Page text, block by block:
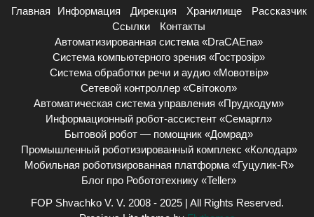
Главная Информация Дирекция Хранилище
Рассказчик
Ссылки
Контакты
Автоматизированная система «DraCAEna»
Система компьютерного зрения «Гострозір»
Система обработки речи и аудио «Мовотвір»
Сетевой контроллер «Світокол»
Автоматическая система управления «Прудкодум»
Информационный робот-ассистент «Семаргл»
Бытовой робот — помощник «Домрад»
Промышленный роботизированный комплекс «Колодар»
Мобильная роботизированная платформа «Гуцулик-R»
Блог про Робототехнику «Teller»
FOP Shvachko V. V. 2008 - 2025 | All Rights Reserved.